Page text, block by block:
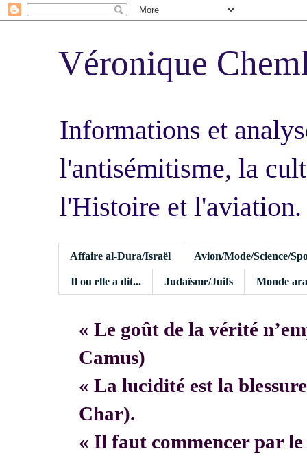
Véronique
Informations et
l'antisémitisme, la
l'Histoire et l'aviation.
Affaire al-Dura/Israël Avion/Mode/Science/
Il ou elle a dit... Judaïsme/Juifs Monde
« Le goût de la vérité
Camus)
« La lucidité est la
Char).
« Il faut commencer par le